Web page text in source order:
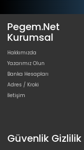
Pegem.Net
Kurumsal
Hakkımızda
Yazarımız Olun
Banka Hesapları
Adres / Kroki
İletişim
Güvenlik Gizlilik